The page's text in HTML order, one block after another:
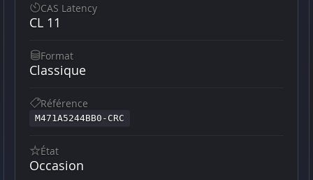
CAS Latency
CL 11
Format
Classique
Référence
M471A5244BB0-CRC
État
Occasion